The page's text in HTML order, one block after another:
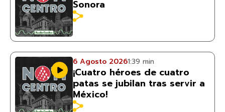
Sonora
6 Agosto 20261:39 min
¡Cuatro héroes de cuatro
patas se jubilan tras servir a
México!